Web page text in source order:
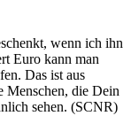
wenn ich ihn
Euro kann man
Das ist aus
Menschen, die Dein
sehen. (SCNR)